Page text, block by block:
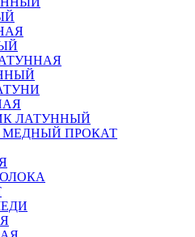
ЛАТУННЫЙ
МЕДНЫЙ ПРОКАТ